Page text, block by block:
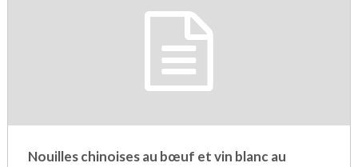
Nouilles chinoises au bœuf et vin blanc au